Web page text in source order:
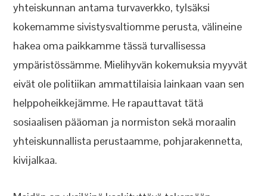
yhteiskunnan antama turvaverkko, tylsäksi
kokemamme sivistysvaltiomme perusta, välineine
hakea oma paikkamme tässä turvallisessa
ympäristössämme. Mielihyvän kokemuksia myyvät
eivät ole politiikan ammattilaisia lainkaan vaan sen
helppoheikkejämme. He rapauttavat tätä
sosiaalisen pääoman ja normiston sekä moraalin
yhteiskunnallista perustaamme, pohjarakennetta,
kivijalkaa.